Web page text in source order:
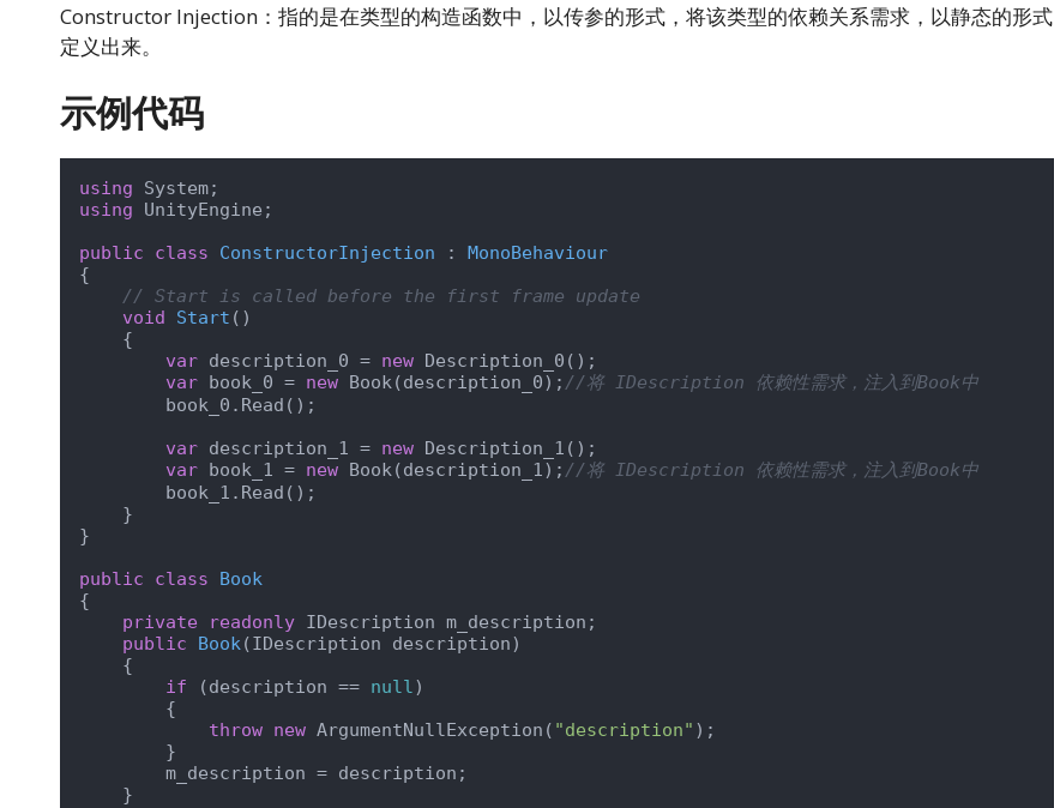
Constructor Injection：指的是在类型的构造函数中，以传参的形式，将该类型的依赖关系需求，以静态的形式
定义出来。
示例代码
using
using UnityEngine;
public
class ConstructorInjection : MonoBehaviour
{
// Start is called before the first frame update
void
Start ( )
    {
var description_0 = new Description_0();
var book_0 = new Book(description_0); //将 IDescription 依赖性需求，注入到Book中
        book_0.Read();
var description_1 = new Description_1();
var book_1 = new Book(description_1); //将 IDescription 依赖性需求，注入到Book中
        book_1.Read();
    }
}
public
class
Book
{
private
readonly IDescription m_description;
public
Book(IDescription description)
    {
if (description == null)
        {
throw new ArgumentNullException( "description" );
        }
        m_description = description;
    }